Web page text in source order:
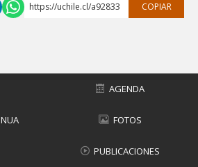
https://uchile.cl/a92833 COPIAR
AGENDA
FOTOS
PUBLICACIONES